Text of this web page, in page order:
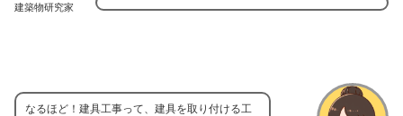
建築物研究家
なるほど！建具工事って、建具を取り付ける工